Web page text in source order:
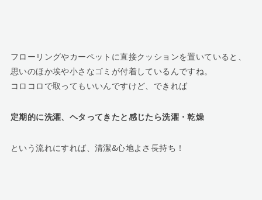
フローリングやカーペットに直接クッションを置いていると、
思いのほか埃や小さなゴミが付着しているんですね。
コロコロで取ってもいいんですけど、できれば
定期的に洗濯、ヘタってきたと感じたら洗濯・乾燥
という流れにすれば、清潔&心地よさ長持ち！